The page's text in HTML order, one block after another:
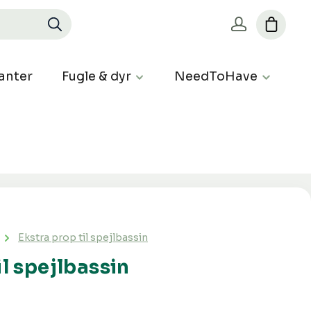
Fugle & dyr NeedToHave
spejlbassin
Ekstra prop til spejlbassin